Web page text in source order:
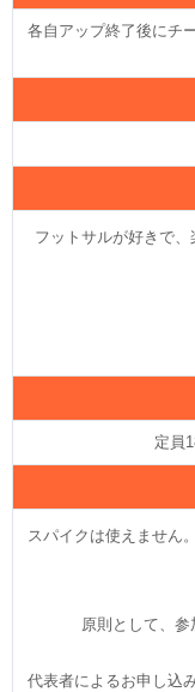
各自アップ終了後にチ
フットサルが好きで
定員
スパイクは使えません
原則として、参
代表者によるお申し込